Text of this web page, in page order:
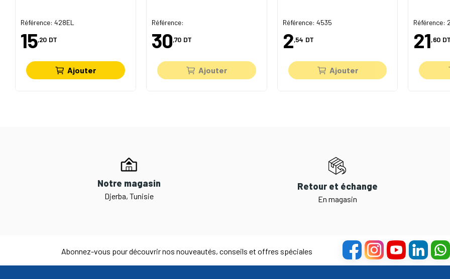
Référence: 428EL
15,20 DT
Ajouter
Référence:
30,70 DT
Ajouter
Référence: 4535
2,54 DT
Ajouter
Référence:
21,60 DT
Notre magasin
Djerba, Tunisie
Retour et échange
En magasin
Abonnez-vous pour découvrir nos nouveautés, conseils et offres spéciales